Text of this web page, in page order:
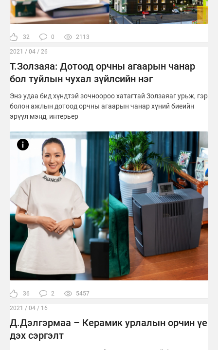
32 0 2113
2021 / 04 / 26
Т.Золзаяа: Дотоод орчны агаарын чанар
бол туйлын чухал зүйлсийн нэг
Энэ удаа бид хүндтэй зочноороо хатагтай Золзаяаг урьж, гэр
болон ажлын дотоод орчны агаарын чанар хүний биеийн
эрүүл мэнд, интерьер
36 2 5457
2021 / 04 / 16
Д.Дэлгэрмаа – Керамик урлалын орчин үе
дэх сэргэлт